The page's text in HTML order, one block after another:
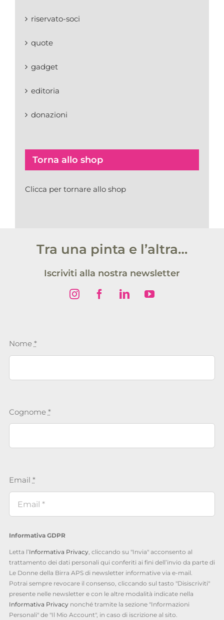
riservato-soci
quote
gadget
editoria
donazioni
Torna allo shop
Clicca per tornare allo shop
Tra una pinta e l’altra…
Iscriviti alla nostra newsletter
Nome *
Cognome *
Email *
Informativa GDPR
Letta l’Informativa Privacy, cliccando su "Invia" acconsento al
trattamento dei dati personali qui conferiti ai fini dell’invio da parte di
Le Donne della Birra APS di newsletter informative via e-mail.
Potrai sempre revocare il consenso, cliccando sul tasto "Disiscriviti"
presente nelle newsletter e con le altre modalità indicate nella
Informativa Privacynonché tramite la sezione "Informazioni
Personali" de "Il Mio Account", in caso di iscrizione al sito.